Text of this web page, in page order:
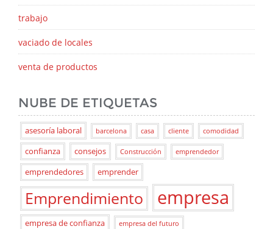
trabajo
vaciado de locales
venta de productos
NUBE DE ETIQUETAS
asesoría laboral barcelona casa cliente comodidad
confianza consejos Construcción emprendedor
emprendedores emprender
Emprendimiento empresa
empresa de confianza empresa del futuro